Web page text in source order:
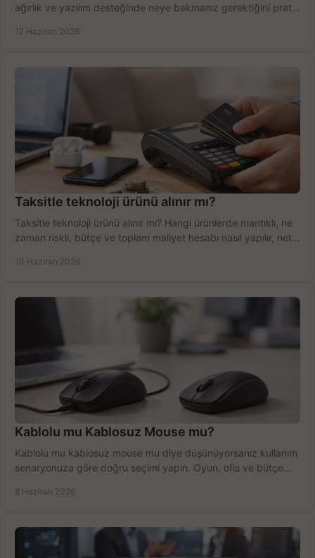
ağırlık ve yazılım desteğinde neye bakmanız gerektiğini pratik
12 Haziran 2026
Taksitle teknoloji ürünü alınır mı?
Taksitle teknoloji ürünü alınır mı? Hangi ürünlerde mantıklı, ne
zaman riskli, bütçe ve toplam maliyet hesabı nasıl yapılır, net
10 Haziran 2026
Kablolu mu Kablosuz Mouse mu?
Kablolu mu kablosuz mouse mu diye düşünüyorsanız kullanım
senaryonuza göre doğru seçimi yapın. Oyun, ofis ve bütçe
8 Haziran 2026